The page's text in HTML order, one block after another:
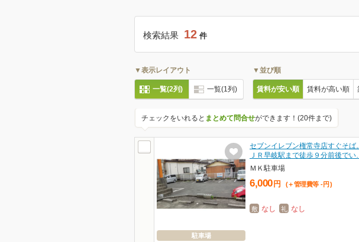
検索結果 12 件
▼表示レイアウト
一覧(2列) 一覧(1列)
▼並び順
賃料が安い順 賃料が高い順
チェックをいれると まとめて問合せができます！(20件まで)
駐車場
セブンイレブン権常寺店すぐそば。
ＪＲ早岐駅まで徒歩９分前後で
ＭＫ駐車場
6,000 円 (＋管理費等 - 円 )
敷 なし 礼 なし